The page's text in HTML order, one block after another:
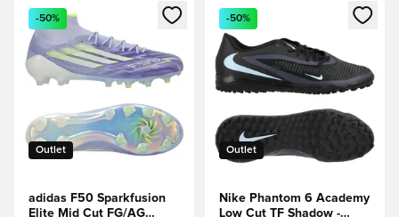
Apre una finestra modale per accedere o registrarsi come
Outlet
-50%
adidas F50 Sparkfusion
Elite Mid Cut FG/AG
Apre una finestra modale
Outlet
-50%
Nike Phantom 6 Academy
Low Cut TF Shadow -